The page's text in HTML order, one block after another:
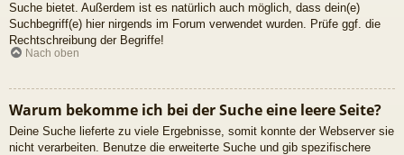
Suche bietet. Außerdem ist es natürlich auch möglich, dass dein(e)
Suchbegriff(e) hier nirgends im Forum verwendet wurden. Prüfe ggf. die
Rechtschreibung der Begriffe!
Nach oben
Warum bekomme ich bei der Suche eine leere Seite?
Deine Suche lieferte zu viele Ergebnisse, somit konnte der Webserver sie
nicht verarbeiten. Benutze die erweiterte Suche und gib spezifischere